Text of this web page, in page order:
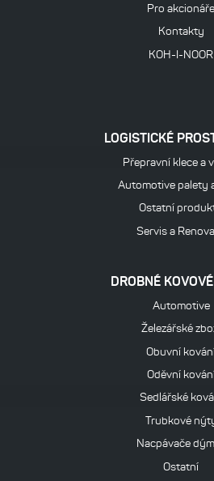
Pro akcionáře
Kontakty
KOH-I-NOOR
LOGISTICKÉ
Přepravní klece a
Automotive palety
Ostatní
Servis a
DROBNÉ
Automotive
Železářské
Obuvní
Oděvní
Sedlářské
Trubkové
Nacpávače
Ostatní